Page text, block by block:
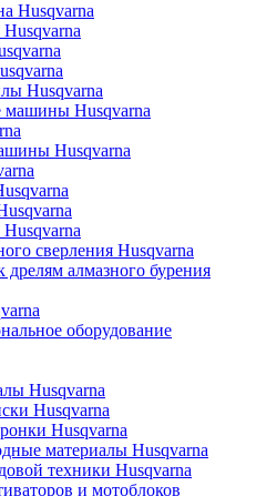
Husqvarna
Husqvarna
машины Husqvarna
Husqvarna
сверления Husqvarna
дрелям алмазного бурения
оборудование
Husqvarna
Husqvarna
Husqvarna
материалы Husqvarna
техники Husqvarna
и мотоблоков